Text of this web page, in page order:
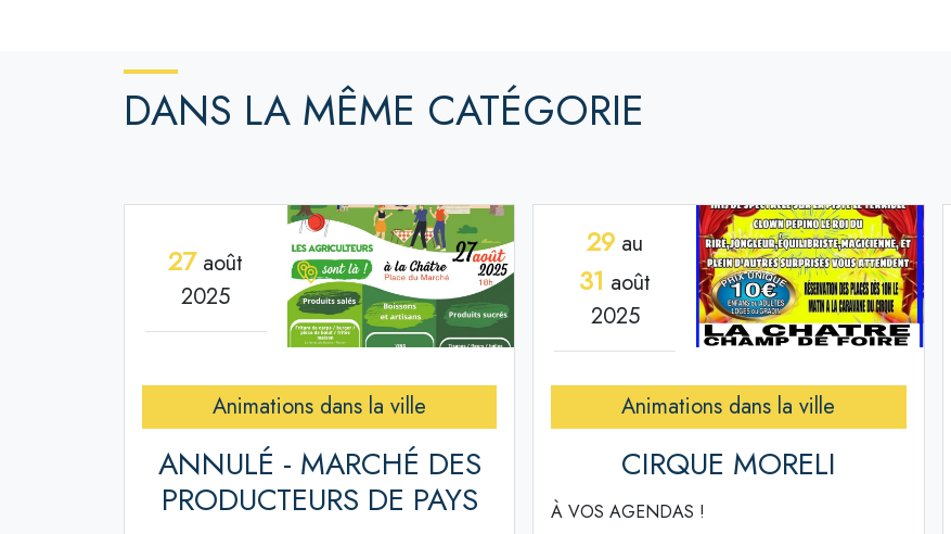
DANS LA MÊME CATÉGORIE
27août
2025
Animations dans la ville
ANNULÉ - MARCHÉ DES
PRODUCTEURS DE PAYS
29 au
31 août
2025
Animations dans la ville
CIRQUE MORELI
À VOS AGENDAS !